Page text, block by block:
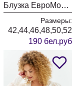
Блузка ЕвроМода 754 золотисто-бежевый
Размеры:
42,44,46,48,50,52
190 бел.руб